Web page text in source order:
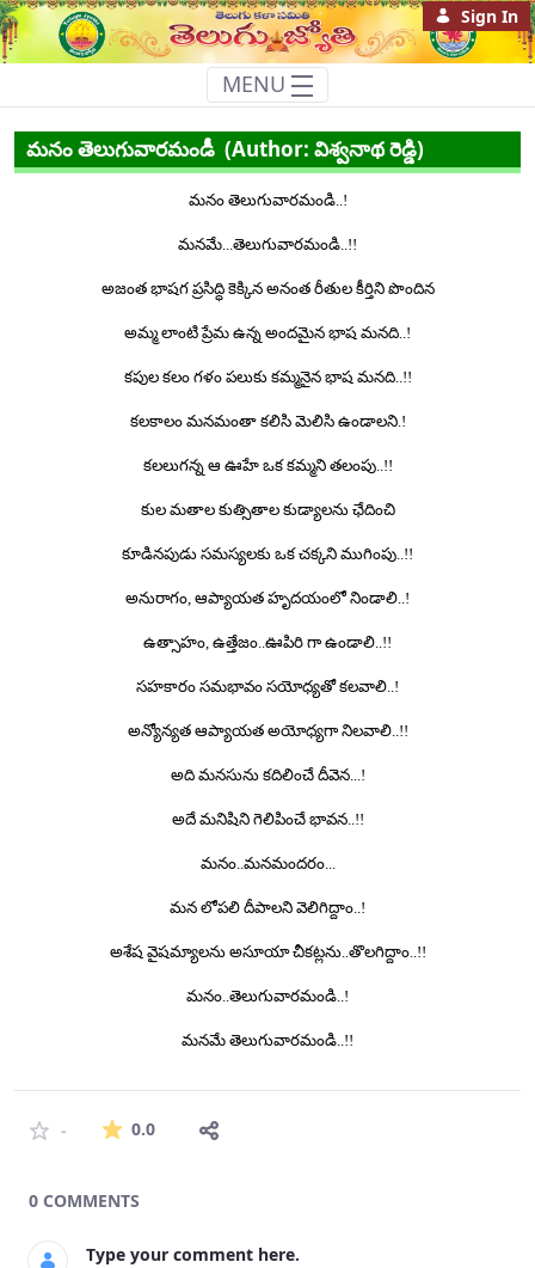
Sign In
MENU
మనం తెలుగువారమండీ
మనం తెలుగువారమండీ (Author: విశ్వనాథ రెడ్డి)
మనం తెలుగువారమండి..!
మనమే...తెలుగువారమండి..!!
అజంత భాషగ ప్రసిద్ధి కెక్కిన అనంత రీతుల కీర్తిని పొందిన
అమ్మ లాంటి ప్రేమ ఉన్న అందమైన భాష మనది..!
కపుల కలం గళం పలుకు కమ్మనైన భాష మనది..!!
కలకాలం మనమంతా కలిసి మెలిసి ఉండాలని.!
కలలుగన్న ఆ ఊహే ఒక కమ్మని తలంపు..!!
కుల మతాల కుత్సితాల కుడ్యాలను ఛేదించి
కూడినపుడు సమస్యలకు ఒక చక్కని ముగింపు..!!
అనురాగం, ఆప్యాయత హృదయంలో నిండాలి..!
ఉత్సాహం, ఉత్తేజం..ఊపిరి గా ఉండాలి..!!
సహకారం సమభావం సయోధ్యతో కలవాలి..!
అన్యోన్యత ఆప్యాయత అయోధ్యగా నిలవాలి..!!
అది మనసును కదిలించే దీవెన...!
అదే మనిషిని గెలిపించే భావన..!!
మనం..మనమందరం...
మన లోపలి దీపాలని వెలిగిద్దాం..!
అశేష వైషమ్యాలను అసూయా చీకట్లను..తొలగిద్దాం..!!
మనం..తెలుగువారమండి..!
మనమే తెలుగువారమండి..!!
- 0.0The average rating is 0 stars out of 5.
0 COMMENTS
Type your comment here.